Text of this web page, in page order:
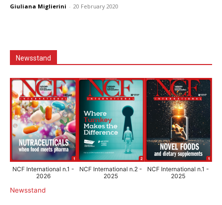
Giuliana Miglierini - 20 February 2020
Newsstand
NCF International n.1 -
2026
NCF International n.2 -
2025
NCF International n.1 -
2025
Newsstand